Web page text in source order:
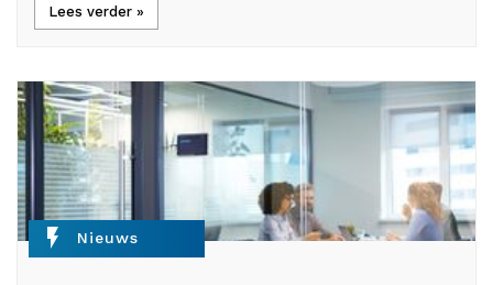
Lees verder »
flash_on Nieuws